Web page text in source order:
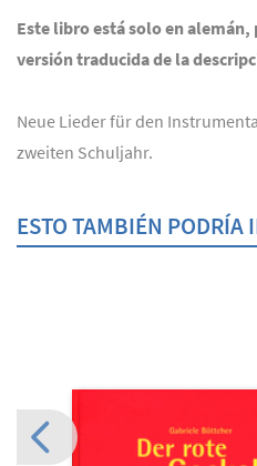
Este libro está solo en
versión traducida de la
Neue Lieder für den
zweiten Schuljahr.
ESTO TAMBIÉN PODRÍA